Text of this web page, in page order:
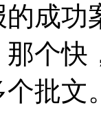
成功
个
批文